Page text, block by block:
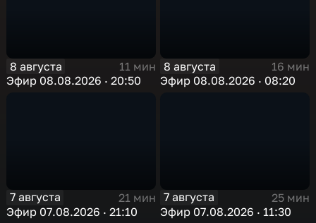
8 августа
11 мин
Эфир 08.08.2026 · 20:50
8 августа
16 мин
Эфир 08.08.2026 · 08:20
7 августа
21 мин
Эфир 07.08.2026 · 21:10
7 августа
25 мин
Эфир 07.08.2026 · 11:30